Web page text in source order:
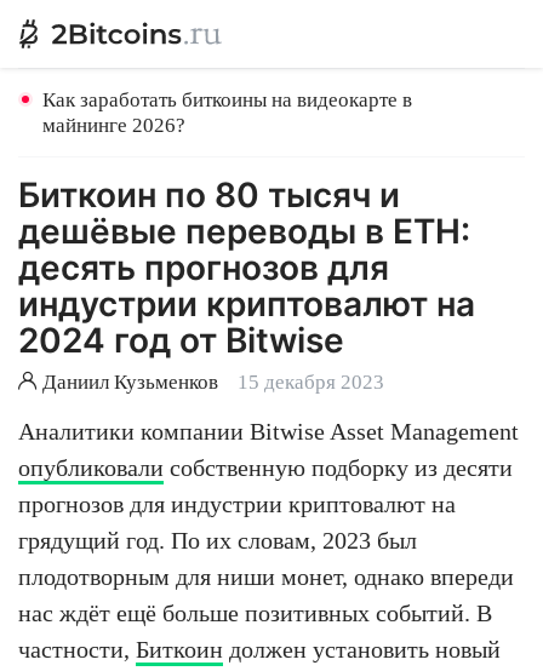
Как заработать биткоины на видеокарте в
майнинге 2026?
Биткоин по 80 тысяч и
дешёвые переводы в ETH:
десять прогнозов для
индустрии криптовалют на
2024 год от Bitwise
Даниил Кузьменков 15 декабря 2023
Аналитики компании Bitwise Asset Management
опубликовали собственную подборку из десяти
прогнозов для индустрии криптовалют на
грядущий год. По их словам, 2023 был
плодотворным для ниши монет, однако впереди
нас ждёт ещё больше позитивных событий. В
частности, Биткоин должен установить новый